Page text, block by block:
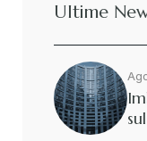
Ultime